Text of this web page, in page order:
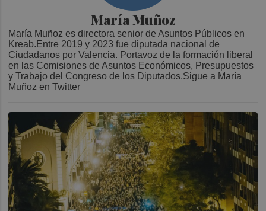
María Muñoz
María Muñoz es directora senior de Asuntos Públicos en
Kreab.Entre 2019 y 2023 fue diputada nacional de
Ciudadanos por Valencia. Portavoz de la formación liberal
en las Comisiones de Asuntos Económicos, Presupuestos
y Trabajo del Congreso de los Diputados.Sigue a María
Muñoz en Twitter